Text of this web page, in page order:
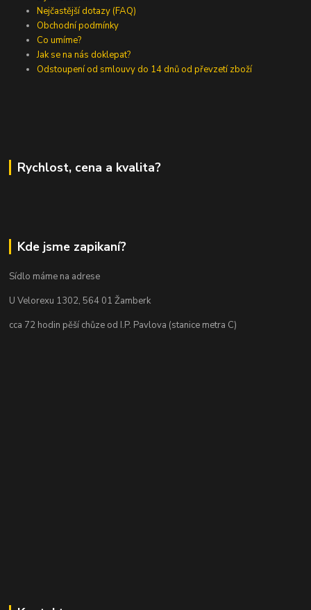
Nejčastější dotazy (FAQ)
Obchodní podmínky
Co umíme?
Jak se na nás doklepat?
Odstoupení od smlouvy do 14 dnů od převzetí zboží
Rychlost, cena a kvalita?
Kde jsme zapikaní?
Sídlo máme na adrese
U Velorexu 1302, 564 01 Žamberk
cca 72 hodin pěší chůze od I.P. Pavlova (stanice metra C)